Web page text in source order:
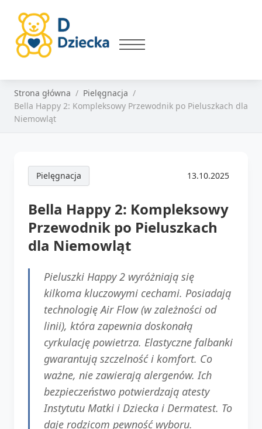
Strona główna
Pielęgnacja
Bella Happy 2: Kompleksowy Przewodnik po Pieluszkach dla
Niemowląt
Pielęgnacja 13.10.2025
Bella Happy 2: Kompleksowy
Przewodnik po Pieluszkach
dla Niemowląt
Pieluszki Happy 2 wyróżniają się
kilkoma kluczowymi cechami. Posiadają
technologię Air Flow (w zależności od
linii), która zapewnia doskonałą
cyrkulację powietrza. Elastyczne falbanki
gwarantują szczelność i komfort. Co
ważne, nie zawierają alergenów. Ich
bezpieczeństwo potwierdzają atesty
Instytutu Matki i Dziecka i Dermatest. To
daje rodzicom pewność wyboru.